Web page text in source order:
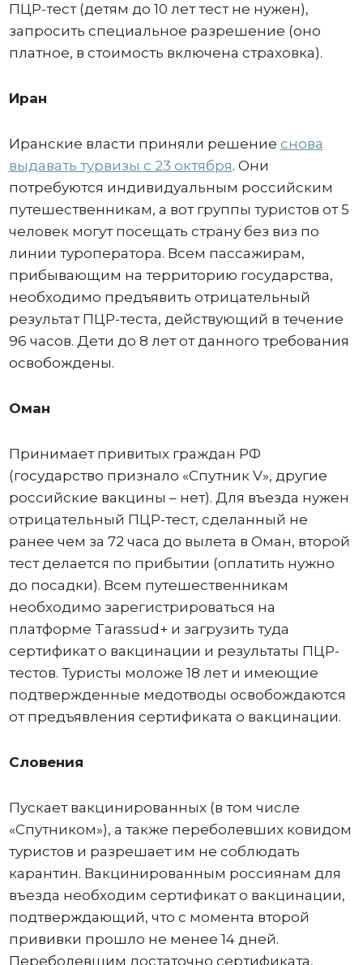
ПЦР-тест (детям до 10 лет тест не нужен),
запросить специальное разрешение (оно
платное, в стоимость включена страховка).
Иран
Иранские власти приняли решение снова
выдавать турвизы с 23 октября. Они
потребуются индивидуальным российским
путешественникам, а вот группы туристов от 5
человек могут посещать страну без виз по
линии туроператора. Всем пассажирам,
прибывающим на территорию государства,
необходимо предъявить отрицательный
результат ПЦР-теста, действующий в течение
96 часов. Дети до 8 лет от данного требования
освобождены.
Оман
Принимает привитых граждан РФ
(государство признало «Спутник V», другие
российские вакцины – нет). Для въезда нужен
отрицательный ПЦР-тест, сделанный не
ранее чем за 72 часа до вылета в Оман, второй
тест делается по прибытии (оплатить нужно
до посадки). Всем путешественникам
необходимо зарегистрироваться на
платформе Tarassud+ и загрузить туда
сертификат о вакцинации и результаты ПЦР-
тестов. Туристы моложе 18 лет и имеющие
подтвержденные медотводы освобождаются
от предъявления сертификата о вакцинации.
Словения
Пускает вакцинированных (в том числе
«Спутником»), а также переболевших ковидом
туристов и разрешает им не соблюдать
карантин. Вакцинированным россиянам для
въезда необходим сертификат о вакцинации,
подтверждающий, что с момента второй
прививки прошло не менее 14 дней.
Переболевшим достаточно сертификата,